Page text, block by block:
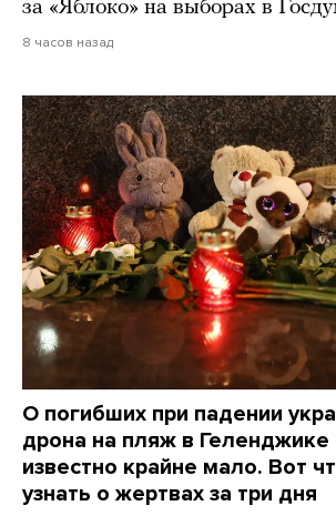
за «Яблоко» на выборах в
8 часов назад
О погибших при падении
дрона на пляж в
известно крайне мало. Вот
узнать о жертвах за три дня